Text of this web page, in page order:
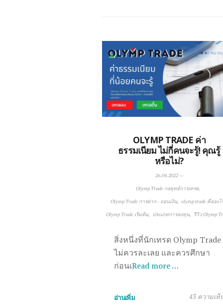
OLYMP TRADE ค่า
ธรรมเนียม ไม่กี่คนจะรู้! คุณรู้
หรือไม่?
26.04.2022—
Olymp Trade กลยุทธ์การเทรด
Olymp Trade การฝาก - ถอนเงิน
olymp trade คืออะไ
Olymp Trade เริ่มต้น
ประเภทการลงทุน รีวิว Olymp
สิ่งหนึ่งที่นักเทรด Olymp Trade
ไม่ควรละเลย และควรศึกษา
ก่อนเRead more …
อ่านเพิ่ม 43 ความเห็